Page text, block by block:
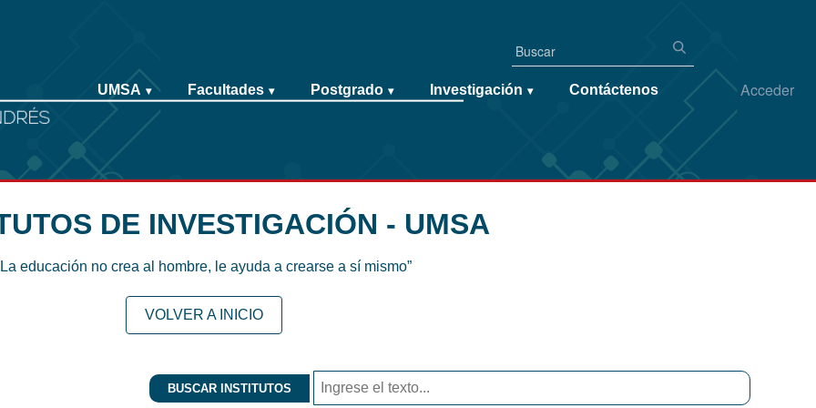
Acceder
UMSA ▾ Facultades ▾ Postgrado ▾ Investigación ▾ Contáctenos
DE INVESTIGACIÓN - UMSA
educación no crea al hombre, le ayuda a crearse a sí mismo”
VOLVER A INICIO
BUSCAR INSTITUTOS